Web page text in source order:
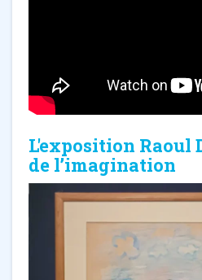
L'exposition Raoul
de l’imagination